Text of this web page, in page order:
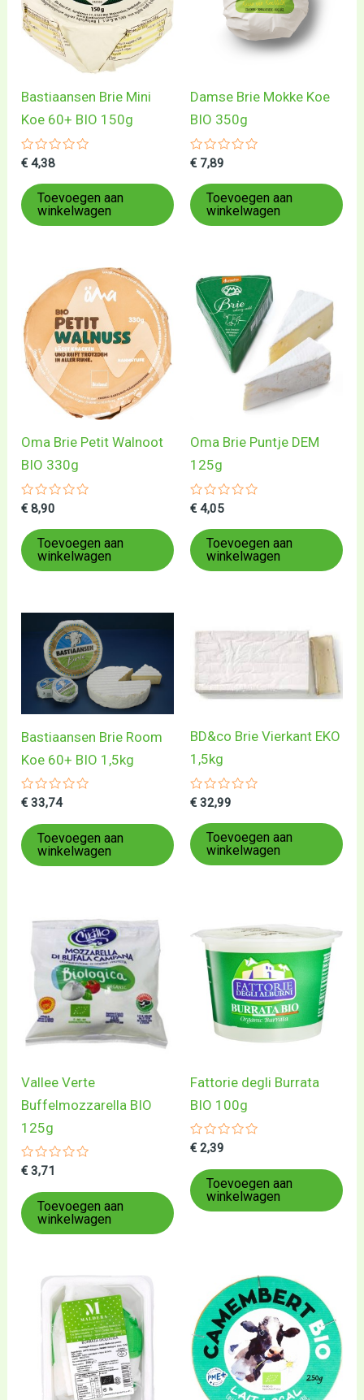
Bastiaansen Brie Mini
Koe 60+ BIO 150g
Gewaardeerd
uit
5
€ 4,38
Toevoegen aan
winkelwagen
Damse Brie Mokke Koe
BIO 350g
Gewaardeerd
uit
5
€ 7,89
Toevoegen aan
winkelwagen
Oma Brie Petit Walnoot
BIO 330g
Gewaardeerd
uit
5
€ 8,90
Toevoegen aan
winkelwagen
Oma Brie Puntje DEM
125g
Gewaardeerd
uit
5
€ 4,05
Toevoegen aan
winkelwagen
Bastiaansen Brie Room
Koe 60+ BIO 1,5kg
Gewaardeerd
uit
5
€ 33,74
Toevoegen aan
winkelwagen
BD&co Brie Vierkant EKO
1,5kg
Gewaardeerd
uit
5
€ 32,99
Toevoegen aan
winkelwagen
Vallee Verte
Buffelmozzarella BIO
125g
Gewaardeerd
uit
5
€ 3,71
Toevoegen aan
winkelwagen
Fattorie degli Burrata
BIO 100g
Gewaardeerd
uit
5
€ 2,39
Toevoegen aan
winkelwagen